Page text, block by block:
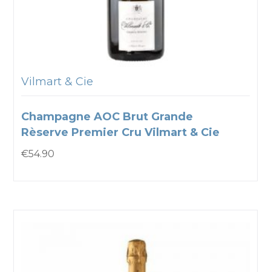
Vilmart & Cie
Champagne AOC Brut Grande
Rèserve Premier Cru Vilmart & Cie
€54.90